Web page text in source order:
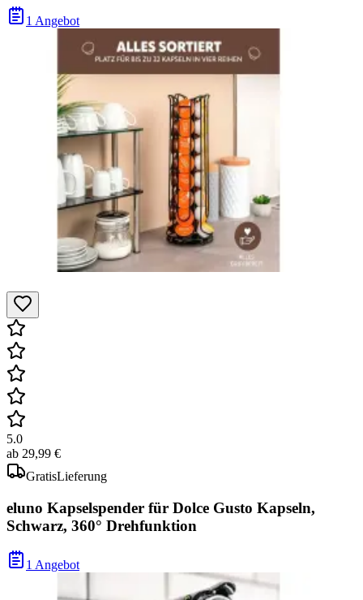
1 Angebot
5.0
ab 29,99 €
GratisLieferung
eluno Kapselspender für Dolce Gusto Kapseln,
Schwarz, 360° Drehfunktion
1 Angebot